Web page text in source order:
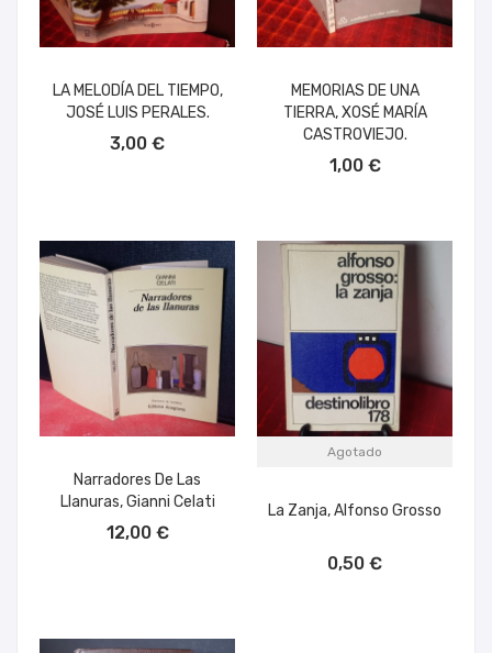
LA MELODÍA DEL TIEMPO,
JOSÉ LUIS PERALES.
3,00 €
MEMORIAS DE UNA
TIERRA, XOSÉ MARÍA
CASTROVIEJO.
1,00 €
Narradores De Las
Llanuras, Gianni Celati
12,00 €
Agotado
La Zanja, Alfonso Grosso
0,50 €